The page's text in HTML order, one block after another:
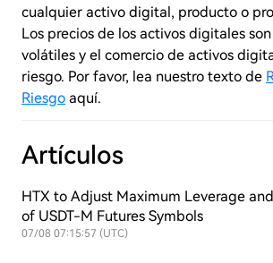
cualquier activo digital, producto o
Los precios de los activos digitales
volátiles y el comercio de activos
riesgo. Por favor, lea nuestro texto de
Riesgo aquí.
Artículos
HTX to Adjust Maximum Leverage
of USDT-M Futures Symbols
07/08 07:15:57 (UTC)